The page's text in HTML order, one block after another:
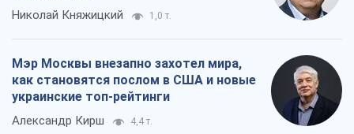
Николай Княжицкий 1,0 т.
Мэр Москвы внезапно захотел мира,
как становятся послом в США и новые
украинские топ-рейтинги
Александр Кирш 4,4 т.